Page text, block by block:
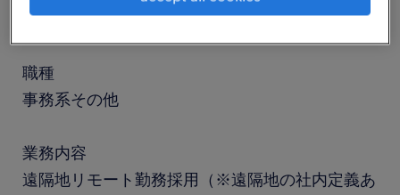
社名非公開
職種
事務系その他
業務内容
遠隔地リモート勤務採用（※遠隔地の社内定義あ